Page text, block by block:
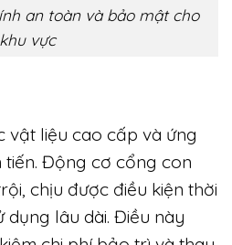
an toàn và bảo mật cho
khu vực
vật liệu cao cấp và ứng
Động cơ cổng con
chịu được điều kiện thời
dụng lâu dài. Điều này